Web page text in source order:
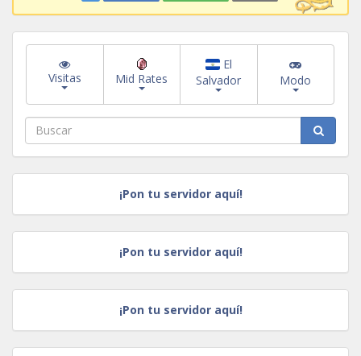
Visitas Mid Rates
El
Salvador
Modo
¡Pon tu servidor aquí!
¡Pon tu servidor aquí!
¡Pon tu servidor aquí!